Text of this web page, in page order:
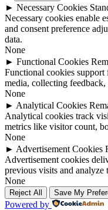
► Necessary Cookies
Necessary cookies enable
and consent preference
data.
None
► Functional Cookies
Functional cookies support
media, collecting
None
► Analytical Cookies
Analytical cookies track
metrics like visitor count,
None
► Advertisement Cookies
Advertisement cookies
previous visits and analyze
None
Reject All Save My
Powered by